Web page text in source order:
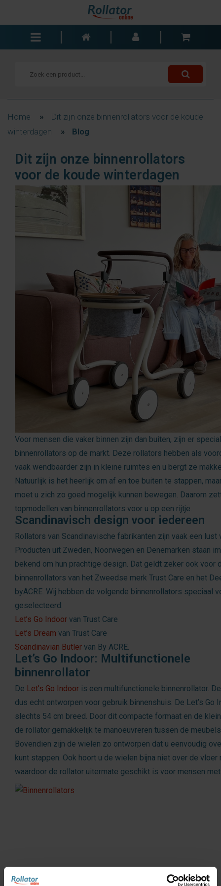
Rolstoelen
Trolleys
Accessoires
Wisselstukken
Home »
Dit zijn onze binnenrollators voor de koude
winterdagen
» Blog
Dit zijn onze binnenrollators
voor de koude winterdagen
Voor mensen die vaker binnen zijn dan buiten, zijn er
binnenrollators op de markt. Deze rollators hebben als
vaak wendbaarder zijn in kleine ruimtes en u bergt ze
Natuurlijk is het heerlijk om af en toe buiten te stappen,
moet u zich zo goed mogelijk kunnen bewegen. Daarom
topmodellen van binnenrollators voor u op een rijtje.
Scandinavisch design voor iedereen
Rollators van Scandinavische fabrikanten zijn vaak een lust
Producten uit Zweden, Noorwegen en Denemarken staan
bekend om hun prachtige design. Dat geldt zeker ook voor
binnenrollators van het Zweedse merk Trust Care en het
byACRE. Wij hebben de volgende binnenrollators speciaal
geselecteerd:
Let’s Go Indoor van Trust Care
Let’s Dream van Trust Care
Scandinavian Butler van By ACRE.
Let’s Go Indoor: Multifunctionele
binnenrollator
De Let’s Go Indoor is een multifunctionele binnenrollator.
dus echt ontworpen voor gebruik binnenshuis. De Let’s Go
slechts 54 cm breed. Door dit compacte formaat en de
de rollator gemakkelijk te manoeuvreren tussen de
Bovendien zijn de wielen zo ontworpen dat u eenvoudig
kunt stappen. Ook hoort u de wielen bijna niet over de vloer
waardoor de rollator uitermate geschikt is voor mensen